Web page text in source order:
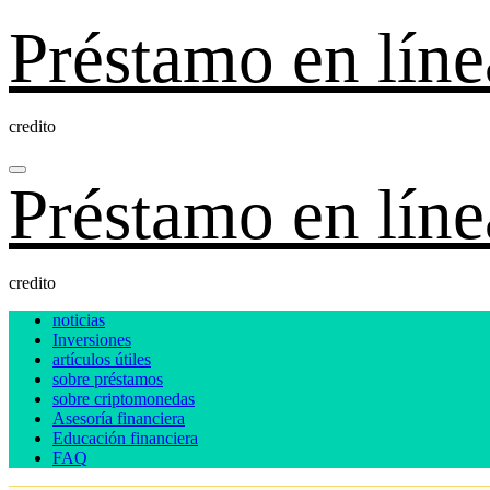
contenido
Préstamo en
credito
Préstamo en
credito
noticias
Inversiones
artículos útiles
sobre préstamos
sobre criptomonedas
Asesoría financiera
Educación financiera
FAQ